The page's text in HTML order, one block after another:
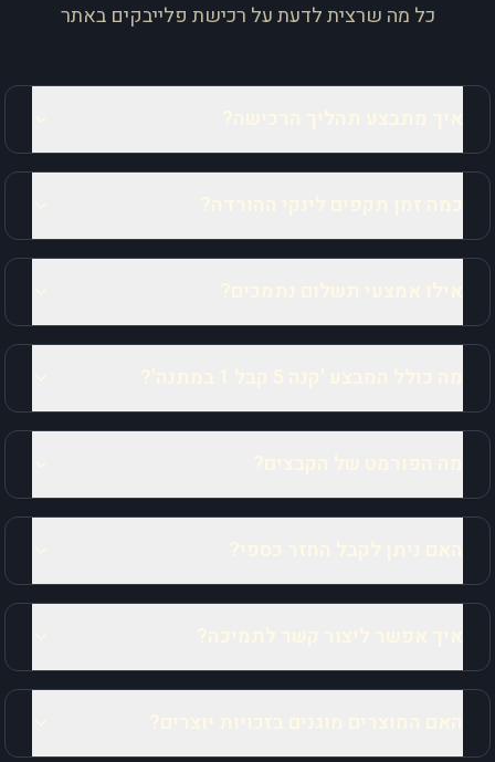
כל מה שרצית לדעת על רכישת פלייבקים באתר